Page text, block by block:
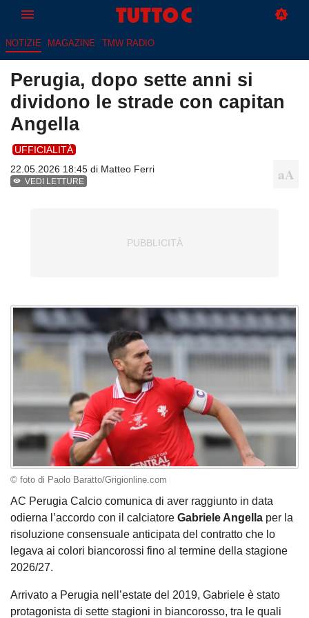
NOTIZIE MAGAZINE TMW RADIO
Perugia, dopo sette anni si
dividono le strade con capitan
Angella
UFFICIALITÀ
22.05.2026 18:45 di Matteo Ferri
VEDI LETTURE
© foto di Paolo Baratto/Grigionline.com
AC Perugia Calcio comunica di aver raggiunto in data
odierna l’accordo con il calciatore Gabriele Angella per la
risoluzione consensuale anticipata del contratto che lo
legava ai colori biancorossi fino al termine della stagione
2026/27.
Arrivato a Perugia nell’estate del 2019, Gabriele è stato
protagonista di sette stagioni in biancorosso, tra le quali